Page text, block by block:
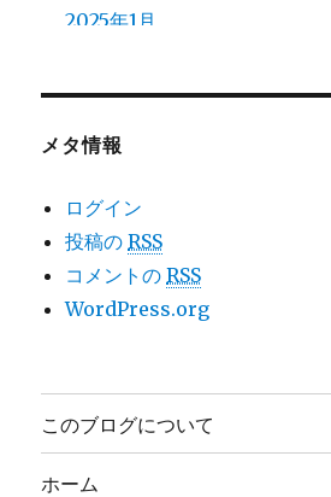
2025年1月
2024年11月
2024年9月
2024年7月
2024年6月
2024年5月
2024年4月
2024年2月
2024年1月
2023年12月
メタ情報
ログイン
投稿のRSS
コメントのRSS
WordPress.org
このブログについて
ホーム